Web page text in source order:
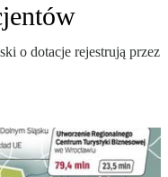
o dotacje rejestrują przez